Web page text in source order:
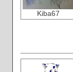
Kiba67